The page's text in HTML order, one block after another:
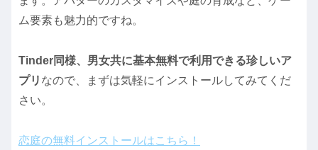
ム要素も魅力的ですね。
Tinder同様、男女共に基本無料で利用できる珍しいア
プリ なので、まずは気軽にインストールしてみてくだ
さい。
恋庭の無料インストールはこちら！